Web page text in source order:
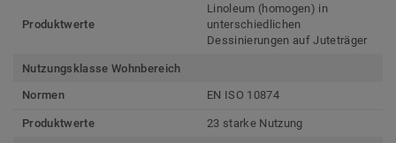
Produktwerte
Linoleum (homogen) in
unterschiedlichen
Dessinierungen auf Juteträger
Nutzungsklasse Wohnbereich
Normen
EN ISO 10874
Produktwerte 23 starke Nutzung